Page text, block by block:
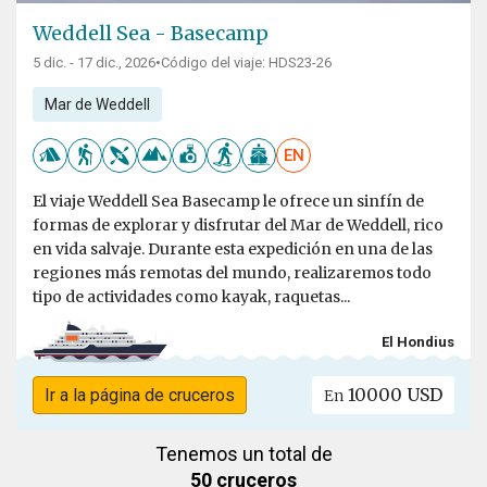
Weddell Sea - Basecamp
5 dic. - 17 dic., 2026•Código del viaje: HDS23-26
Mar de Weddell
EN
El viaje Weddell Sea Basecamp le ofrece un sinfín de
formas de explorar y disfrutar del Mar de Weddell, rico
en vida salvaje. Durante esta expedición en una de las
regiones más remotas del mundo, realizaremos todo
tipo de actividades como kayak, raquetas...
El Hondius
Ir a la página de cruceros En 10000 USD
Tenemos un total de
50 cruceros